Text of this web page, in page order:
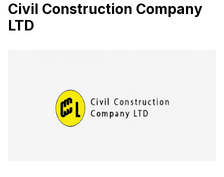
Civil Construction Company
LTD